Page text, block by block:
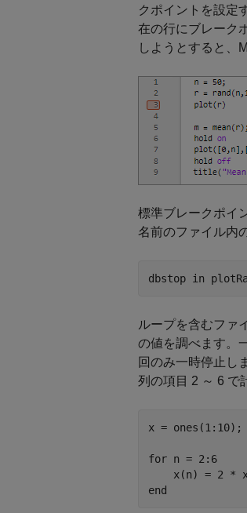
クポイントを設定
在の行にブレーク
しようとすると、
標準ブレークポイ
名前のファイル内
dbstop in
ループを含むファ
の値を調べます。
回のみ一時停止し
列の項目 2 ～ 6 で
x = ones(1:10);
for n = 2:6
end